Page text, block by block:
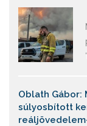
Oblath Gábor:
súlyosbított